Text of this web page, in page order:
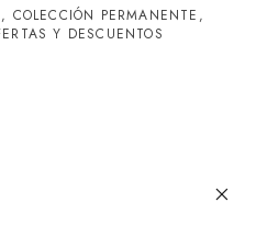
, COLECCIÓN PERMANENTE ,
Y DESCUENTOS